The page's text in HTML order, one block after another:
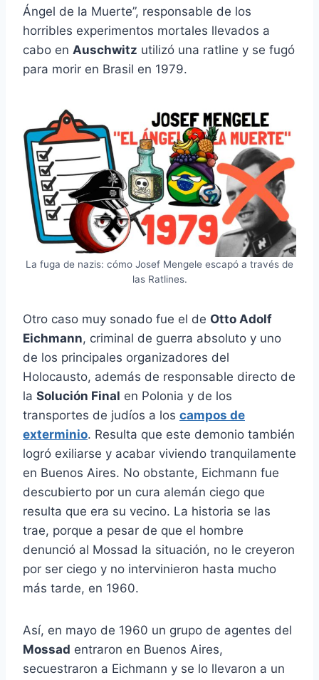
Ángel de la Muerte”, responsable de los
horribles experimentos mortales llevados a
cabo en Auschwitz utilizó una ratline y se fugó
para morir en Brasil en 1979.
La fuga de nazis: cómo Josef Mengele escapó a través de
las Ratlines.
Otro caso muy sonado fue el de Otto Adolf
Eichmann, criminal de guerra absoluto y uno
de los principales organizadores del
Holocausto, además de responsable directo de
la Solución Final en Polonia y de los
transportes de judíos a los campos de
exterminio. Resulta que este demonio también
logró exiliarse y acabar viviendo tranquilamente
en Buenos Aires. No obstante, Eichmann fue
descubierto por un cura alemán ciego que
resulta que era su vecino. La historia se las
trae, porque a pesar de que el hombre
denunció al Mossad la situación, no le creyeron
por ser ciego y no intervinieron hasta mucho
más tarde, en 1960.
Así, en mayo de 1960 un grupo de agentes del
Mossad entraron en Buenos Aires,
secuestraron a Eichmann y se lo llevaron a un